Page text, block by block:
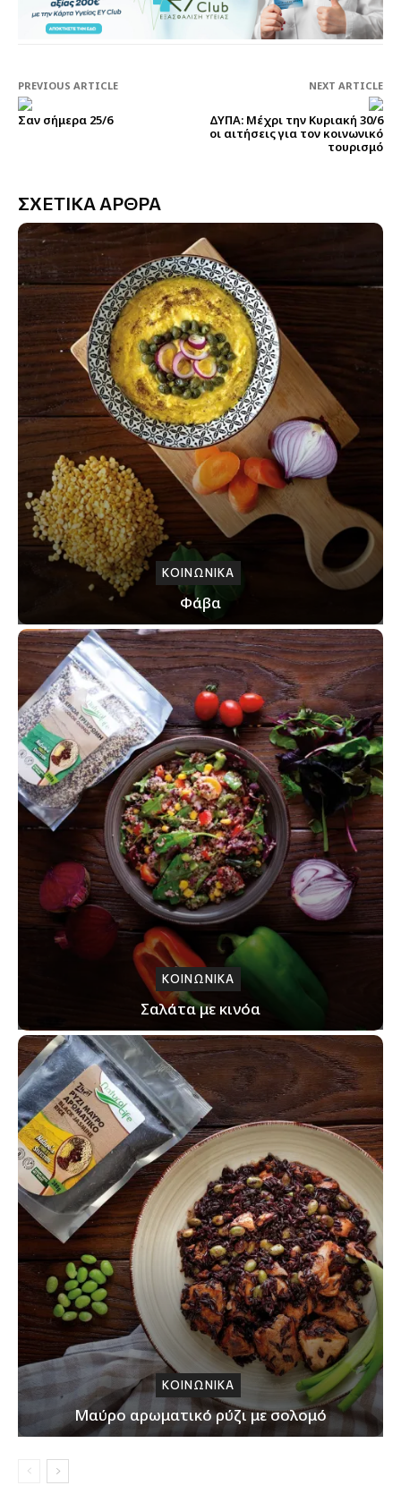
PREVIOUS ARTICLE
Σαν σήμερα 25/6
NEXT ARTICLE
ΔΥΠΑ: Μέχρι την Κυριακή 30/6
οι αιτήσεις για τον κοινωνικό
τουρισμό
ΣΧΕΤΙΚΑ ΑΡΘΡΑ
ΚΟΙΝΩΝΙΚΑ
Φάβα
ΚΟΙΝΩΝΙΚΑ
Σαλάτα με κινόα
ΚΟΙΝΩΝΙΚΑ
Μαύρο αρωματικό ρύζι με σολομό